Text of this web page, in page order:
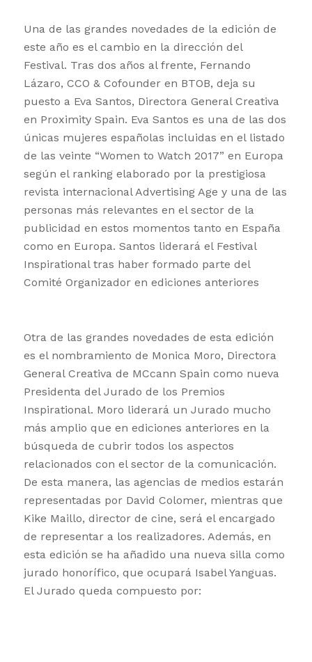
Una de las grandes novedades de la edición de
este año es el cambio en la dirección del
Festival. Tras dos años al frente, Fernando
Lázaro, CCO & Cofounder en BTOB, deja su
puesto a Eva Santos, Directora General Creativa
en Proximity Spain. Eva Santos es una de las dos
únicas mujeres españolas incluidas en el listado
de las veinte “Women to Watch 2017” en Europa
según el ranking elaborado por la prestigiosa
revista internacional Advertising Age y una de las
personas más relevantes en el sector de la
publicidad en estos momentos tanto en España
como en Europa. Santos liderará el Festival
Inspirational tras haber formado parte del
Comité Organizador en ediciones anteriores
Otra de las grandes novedades de esta edición
es el nombramiento de Monica Moro, Directora
General Creativa de MCcann Spain como nueva
Presidenta del Jurado de los Premios
Inspirational. Moro liderará un Jurado mucho
más amplio que en ediciones anteriores en la
búsqueda de cubrir todos los aspectos
relacionados con el sector de la comunicación.
De esta manera, las agencias de medios estarán
representadas por David Colomer, mientras que
Kike Maillo, director de cine, será el encargado
de representar a los realizadores. Además, en
esta edición se ha añadido una nueva silla como
jurado honorífico, que ocupará Isabel Yanguas.
El Jurado queda compuesto por: